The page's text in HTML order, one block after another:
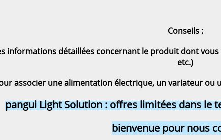
Conseils :
informations détaillées concernant le produit dont
etc.)
associer une alimentation électrique, un variateur ou
pangui Light Solution : offres limitées dans le
bienvenue pour nous